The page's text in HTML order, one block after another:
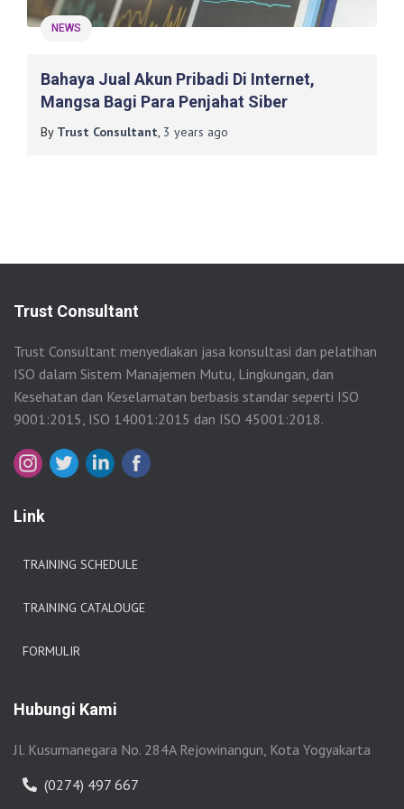
NEWS
Bahaya Jual Akun Pribadi Di Internet,
Mangsa Bagi Para Penjahat Siber
By Trust Consultant, 3 years ago
Trust Consultant
Trust Consultant menyediakan jasa konsultasi dan pelatihan
ISO dalam Sistem Manajemen Mutu, Lingkungan, dan
Kesehatan dan Keselamatan berbasis standar seperti ISO
9001:2015, ISO 14001:2015 dan ISO 45001:2018.
Link
TRAINING SCHEDULE
TRAINING CATALOUGE
FORMULIR
Hubungi Kami
Jl. Kusumanegara No. 284A Rejowinangun, Kota Yogyakarta
(0274) 497 667